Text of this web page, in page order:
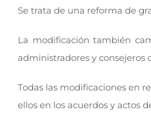
Se trata de una reforma de
La modificación también
administradores y consejeros
Todas las modificaciones en
ellos en los acuerdos y actos